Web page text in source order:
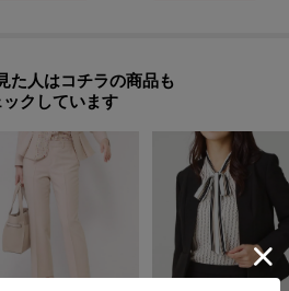
た人はコチラの商品も
クしています